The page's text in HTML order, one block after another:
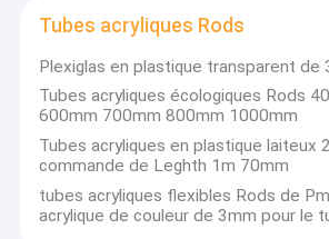
Tubes acryliques Rods
Plexiglas en plastique transparent de
Tubes acryliques écologiques Rods
600mm 700mm 800mm 1000mm
Tubes acryliques en plastique laiteux
commande de Leghth 1m 70mm
tubes acryliques flexibles Rods de
acrylique de couleur de 3mm pour le